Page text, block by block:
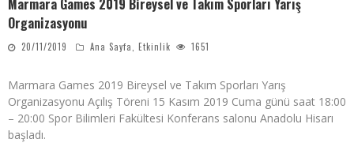
Marmara Games 2019 Bireysel ve Takım Sporları Yarış
Organizasyonu
20/11/2019 Ana Sayfa, Etkinlik 1651
Marmara Games 2019 Bireysel ve Takım Sporları Yarış
Organizasyonu Açılış Töreni 15 Kasım 2019 Cuma günü saat 18:00
– 20:00 Spor Bilimleri Fakültesi Konferans salonu Anadolu Hisarı
başladı.